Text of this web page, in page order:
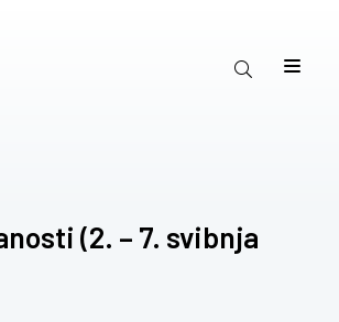
(2. – 7. svibnja